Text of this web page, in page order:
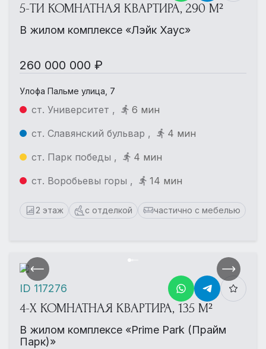
5-ТИ КОМНАТНАЯ КВАРТИРА, 290 М²
В жилом комплексе «Лэйк Хаус»
260 000 000 ₽
Улофа Пальме улица, 7
ст. Университет ,
6 мин
ст. Славянский бульвар ,
4 мин
ст. Парк победы ,
4 мин
ст. Воробьевы горы ,
14 мин
2 этаж с отделкой частично с мебелью
4-Х КОМНАТНАЯ КВАРТИРА, 135 М²
В жилом комплексе «Prime Park (Прайм
Парк)»
ID 117276